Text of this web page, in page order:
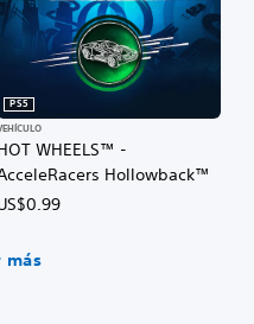
WHEELS™ -
Hollowback™
PS5
más